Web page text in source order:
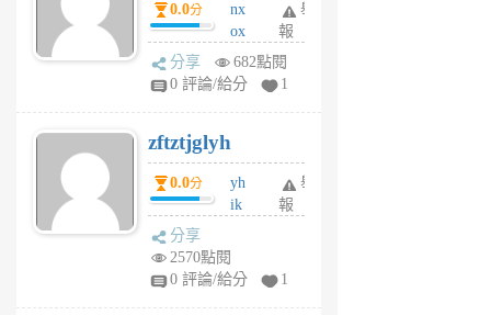
月
前
0.0分
nx
ox
rh
pe
月
前
舉
報
分享
682點閱
0 評論/給分
1
zftztjglyh
0.0分
yh
ik
tu
舉
報
分享
2570點閱
0 評論/給分
1